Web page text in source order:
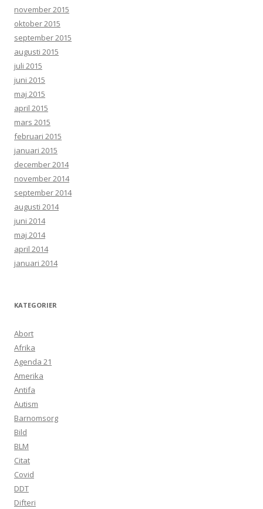
november 2015
oktober 2015
september 2015
augusti 2015
juli 2015
juni 2015
maj 2015
april 2015
mars 2015
februari 2015
januari 2015
december 2014
november 2014
september 2014
augusti 2014
juni 2014
maj 2014
april 2014
januari 2014
KATEGORIER
Abort
Afrika
Agenda 21
Amerika
Antifa
Autism
Barnomsorg
Bild
BLM
Citat
Covid
DDT
Difteri